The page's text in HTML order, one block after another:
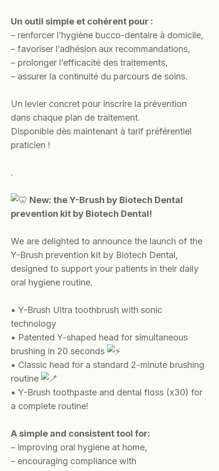
Un outil simple et cohérent pour :
– renforcer l’hygiène bucco-dentaire à domicile,
– favoriser l’adhésion aux recommandations,
– prolonger l’efficacité des traitements,
– assurer la continuité du parcours de soins.
Un levier concret pour inscrire la prévention
dans chaque plan de traitement.
Disponible dès maintenant à tarif préférentiel
praticien !
.
New: the Y-Brush by Biotech Dental
prevention kit by Biotech Dental!
We are delighted to announce the launch of the
Y-Brush prevention kit by Biotech Dental,
designed to support your patients in their daily
oral hygiene routine.
• Y-Brush Ultra toothbrush with sonic
technology
• Patented Y-shaped head for simultaneous
brushing in 20 seconds
• Classic head for a standard 2-minute brushing
routine
• Y-Brush toothpaste and dental floss (x30) for
a complete routine!
A simple and consistent tool for:
– improving oral hygiene at home,
– encouraging compliance with